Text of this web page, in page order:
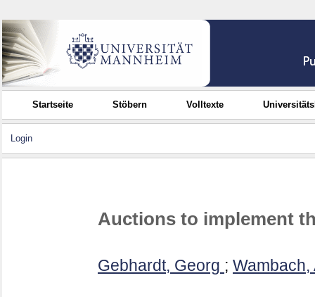
Startseite Stöbern Volltexte
Login
Auctions to implement
Gebhardt, Georg ; Wambach,